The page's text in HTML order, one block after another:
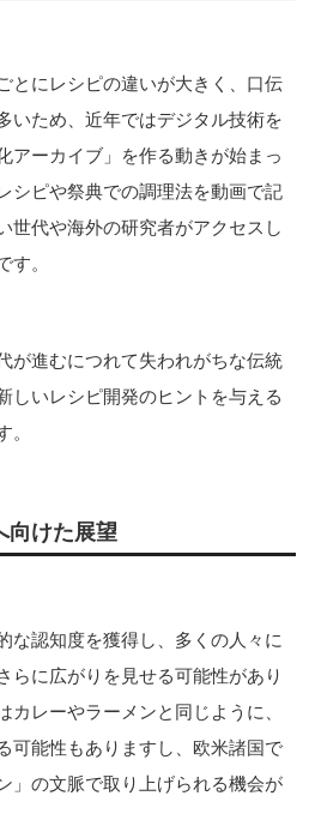
とにレシピの違いが大きく、口伝
いため、近年ではデジタル技術を
アーカイブ」を作る動きが始まっ
シピや祭典での調理法を動画で記
世代や海外の研究者がアクセスし
す。
が進むにつれて失われがちな伝統
しいレシピ開発のヒントを与える
。
向けた展望
な認知度を獲得し、多くの人々に
らに広がりを見せる可能性があり
カレーやラーメンと同じように、
可能性もありますし、欧米諸国で
」の文脈で取り上げられる機会が